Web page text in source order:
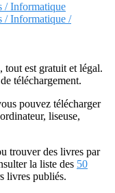
/ Informatique
/ Informatique /
est gratuit et légal.
téléchargement.
pouvez télécharger
liseuse,
trouver des livres par
la liste des 50
livres publiés.